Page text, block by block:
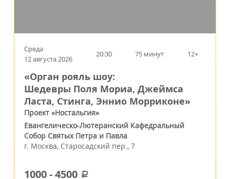
Среда
12 августа 2026
20:30 75 минут 12+
«Орган рояль шоу:
Шедевры Поля Мориа, Джеймса
Ласта, Стинга, Эннио Морриконе»
Проект «Ностальгия»
Евангелическо-Лютеранский Кафедральный
Собор Святых Петра и Павла
г. Москва, Старосадский пер., 7
1000-4500 a